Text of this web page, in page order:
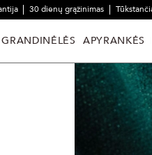
30 dienų grąžinimas
GRANDINĖLĖS APYRANKĖS